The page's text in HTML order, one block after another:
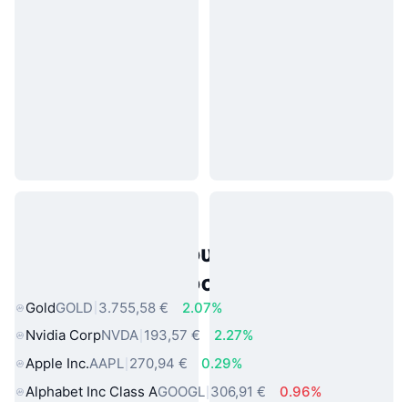
Δημοφιλή περιουσιακά στοιχεία
πραγματικού κόσμου
GoldGOLD 3.755,58 €
2.07%
Nvidia CorpNVDA 193,57 €
2.27%
Apple Inc.AAPL 270,94 €
0.29%
Alphabet Inc Class AGOOGL 306,91 €
0.96%